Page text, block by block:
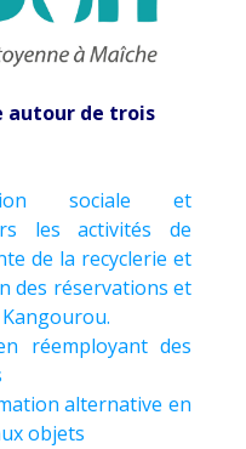
autour de trois
sociale et
les activités de
de la recyclerie et
des réservations et
réemployant des
alternative en
objets